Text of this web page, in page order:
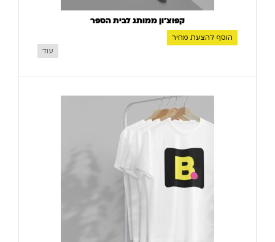
קפוצ'ון ממותג לבית הספר
הוסף להצעת מחיר
עוד